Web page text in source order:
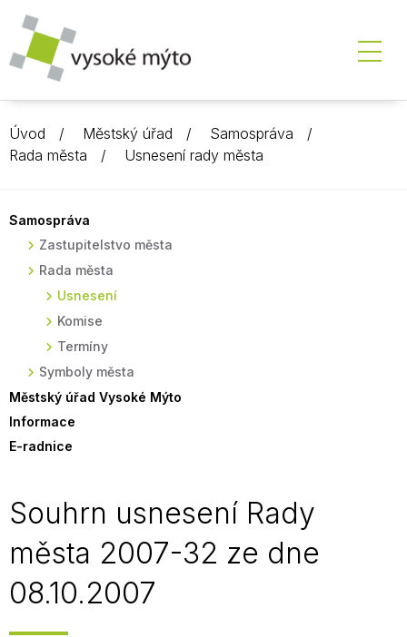
Úvod Městský úřad
Samospráva
Rada města
Usnesení rady města
Samospráva
Zastupitelstvo města
Rada města
Usnesení
Komise
Termíny
Symboly města
Městský úřad Vysoké Mýto
Informace
E-radnice
Souhrn usnesení Rady
města 2007-32 ze dne
08.10.2007